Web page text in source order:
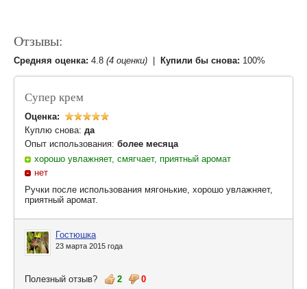
Отзывы:
Средняя оценка: 4.8 (4 оценки) Купили бы снова: 100%
Супер крем
Оценка:
Куплю снова: да
Опыт использования: более месяца
хорошо увлажняет, смягчает, приятный аромат
нет
Ручки после использования мягонькие, хорошо увлажняет,
приятный аромат.
Гостюшка
23 марта 2015 года
Полезный отзыв? 2 0